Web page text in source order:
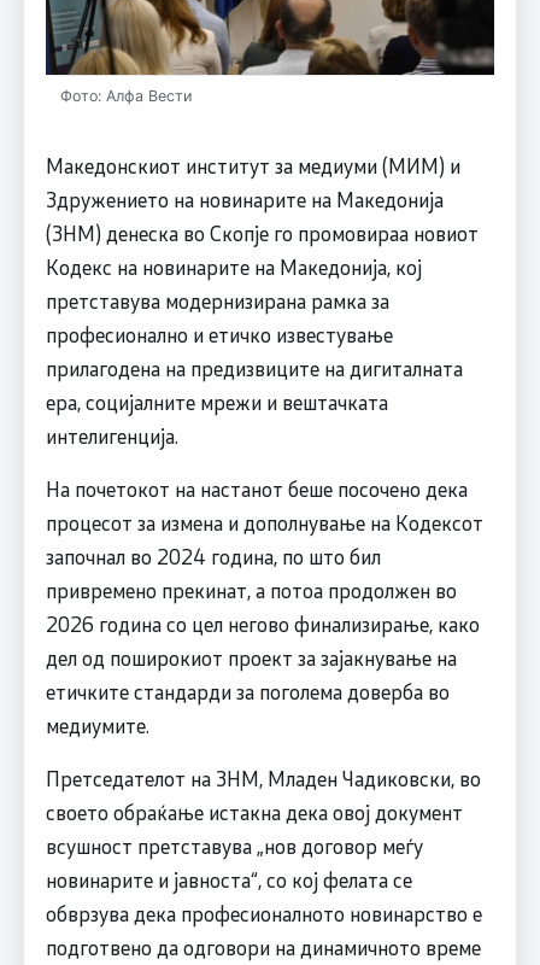
Фото: Алфа Вести
Македонскиот институт за медиуми (МИМ) и
Здружението на новинарите на Македонија
(ЗНМ) денеска во Скопје го промовираа новиот
Кодекс на новинарите на Македонија, кој
претставува модернизирана рамка за
професионално и етичко известување
прилагодена на предизвиците на дигиталната
ера, социјалните мрежи и вештачката
интелигенција.
На почетокот на настанот беше посочено дека
процесот за измена и дополнување на Кодексот
започнал во 2024 година, по што бил
привремено прекинат, а потоа продолжен во
2026 година со цел негово финализирање, како
дел од поширокиот проект за зајакнување на
етичките стандарди за поголема доверба во
медиумите.
Претседателот на ЗНМ, Младен Чадиковски, во
своето обраќање истакна дека овој документ
всушност претставува „нов договор меѓу
новинарите и јавноста“, со кој фелата се
обврзува дека професионалното новинарство е
подготвено да одговори на динамичното време